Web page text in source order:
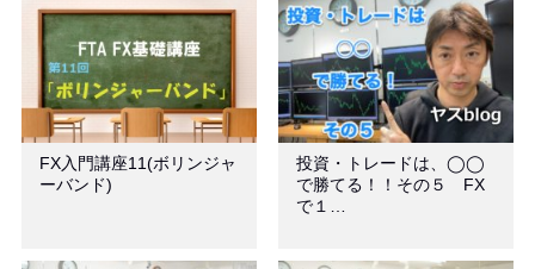
FX入門講座11(ボリンジャ
ーバンド)
投資・トレードは、◯◯
で勝てる！！その５ FX
で１…